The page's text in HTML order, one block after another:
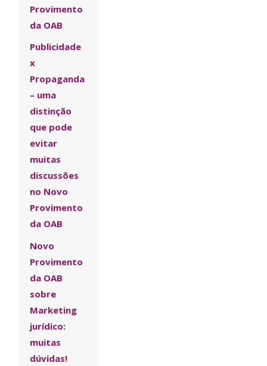
Provimento
da OAB
Publicidade
x
Propaganda
– uma
distinção
que pode
evitar
muitas
discussões
no Novo
Provimento
da OAB
Novo
Provimento
da OAB
sobre
Marketing
jurídico:
muitas
dúvidas!